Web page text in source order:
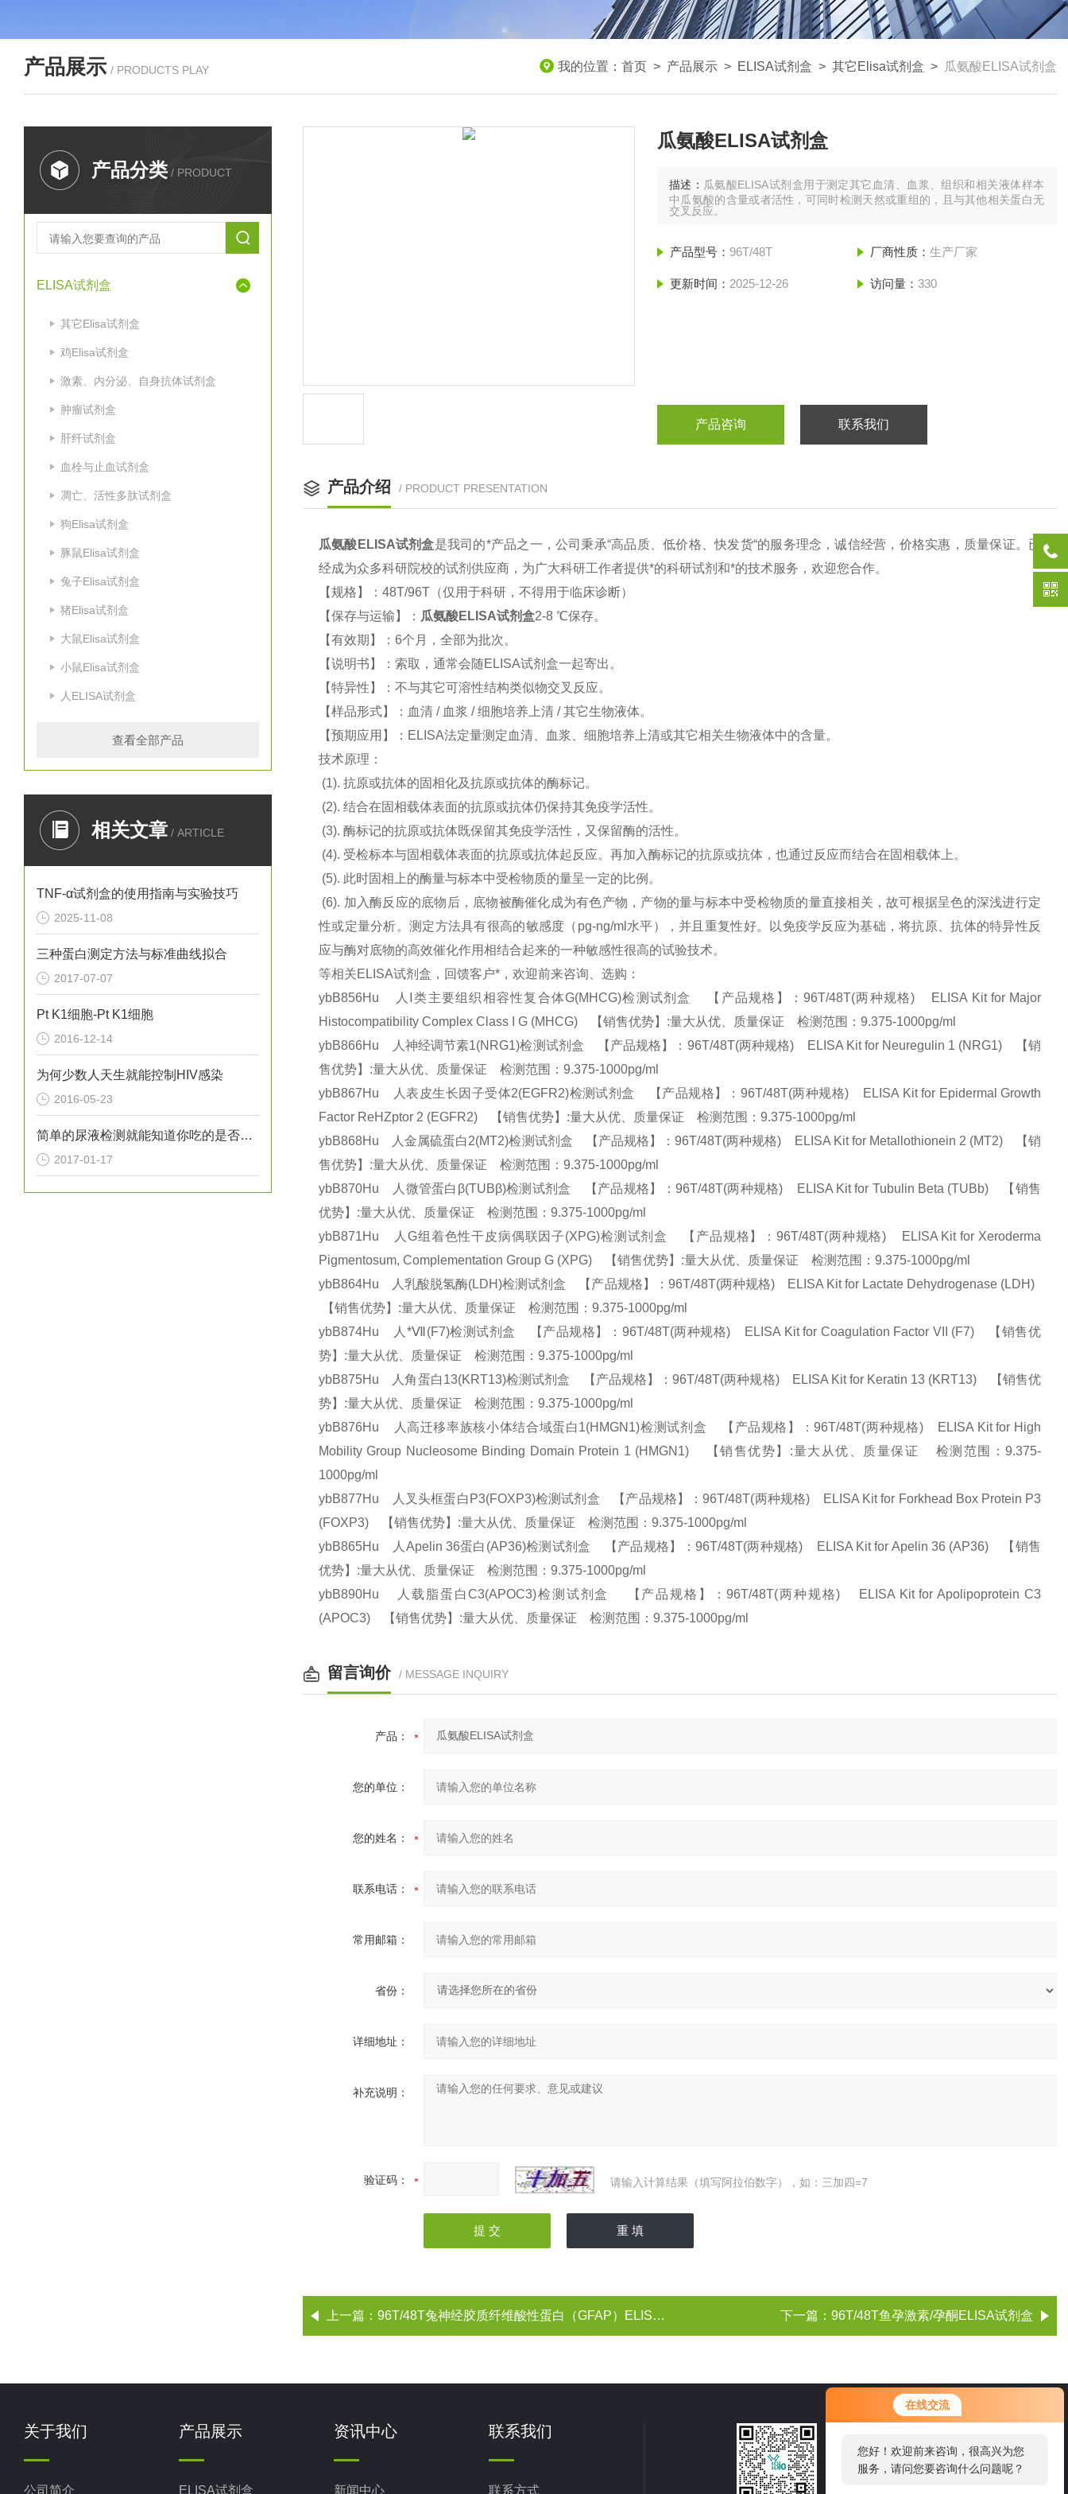
在线交流
您好！欢迎前来咨询，很高兴为您
服务，请问您要咨询什么问题呢？
您好，看您停留很久了，是否找到
了需求产品，您可以直接在线与我
产品展示 / PRODUCTS PLAY 我的位置： 首页 > 产品展示 > ELISA试剂盒 > 其它Elisa试剂盒 > 瓜氨酸ELISA试剂盒
产品分类 / PRODUCT
ELISA试剂盒
其它Elisa试剂盒
鸡Elisa试剂盒
激素、内分泌、自身抗体试剂盒
肿瘤试剂盒
肝纤试剂盒
血栓与止血试剂盒
凋亡、活性多肽试剂盒
狗Elisa试剂盒
豚鼠Elisa试剂盒
兔子Elisa试剂盒
猪Elisa试剂盒
大鼠Elisa试剂盒
小鼠Elisa试剂盒
人ELISA试剂盒
查看全部产品
相关文章 / ARTICLE
TNF-α试剂盒的使用指南与实验技巧
2025-11-08
三种蛋白测定方法与标准曲线拟合
2017-07-07
Pt K1细胞-Pt K1细胞
2016-12-14
为何少数人天生就能控制HIV感染
2016-05-23
简单的尿液检测就能知道你吃的是否健康？
2017-01-17
瓜氨酸ELISA试剂盒
描述： 瓜氨酸ELISA试剂盒用于测定其它血清、血浆、组织和相关液体样本
中瓜氨酸的含量或者活性，可同时检测天然或重组的，且与其他相关蛋白无
交叉反应。
产品型号： 96T/48T 厂商性质： 生产厂家
更新时间： 2025-12-26 访问量： 330
产品咨询 联系我们
产品介绍 / PRODUCT PRESENTATION
瓜氨酸ELISA试剂盒是我司的*产品之一，公司秉承“高品质、低价格、快发货“的服务理念，诚信经营，价格实惠，质量保证。已
经成为众多科研院校的试剂供应商，为广大科研工作者提供*的科研试剂和*的技术服务，欢迎您合作。
【规格】：48T/96T（仅用于科研，不得用于临床诊断）
【保存与运输】： 瓜氨酸ELISA试剂盒2-8 ℃保存。
【有效期】：6个月，全部为批次。
【说明书】：索取，通常会随ELISA试剂盒一起寄出。
【特异性】：不与其它可溶性结构类似物交叉反应。
【样品形式】：血清 / 血浆 / 细胞培养上清 / 其它生物液体。
【预期应用】：ELISA法定量测定血清、血浆、细胞培养上清或其它相关生物液体中的含量。
技术原理：
(1). 抗原或抗体的固相化及抗原或抗体的酶标记。
(2). 结合在固相载体表面的抗原或抗体仍保持其免疫学活性。
(3). 酶标记的抗原或抗体既保留其免疫学活性，又保留酶的活性。
(4). 受检标本与固相载体表面的抗原或抗体起反应。再加入酶标记的抗原或抗体，也通过反应而结合在固相载体上。
(5). 此时固相上的酶量与标本中受检物质的量呈一定的比例。
(6). 加入酶反应的底物后，底物被酶催化成为有色产物，产物的量与标本中受检物质的量直接相关，故可根据呈色的深浅进行定
性或定量分析。测定方法具有很高的敏感度（pg-ng/ml水平），并且重复性好。以免疫学反应为基础，将抗原、抗体的特异性反
应与酶对底物的高效催化作用相结合起来的一种敏感性很高的试验技术。
等相关ELISA试剂盒，回馈客户*，欢迎前来咨询、选购：
ybB856Hu 人Ⅰ类主要组织相容性复合体G(MHCG)检测试剂盒 【产品规格】：96T/48T(两种规格) ELISA Kit for Major
Histocompatibility Complex Class I G (MHCG) 【销售优势】:量大从优、质量保证 检测范围：9.375-1000pg/ml
ybB866Hu 人神经调节素1(NRG1)检测试剂盒 【产品规格】：96T/48T(两种规格) ELISA Kit for Neuregulin 1 (NRG1) 【销
售优势】:量大从优、质量保证 检测范围：9.375-1000pg/ml
ybB867Hu 人表皮生长因子受体2(EGFR2)检测试剂盒 【产品规格】：96T/48T(两种规格) ELISA Kit for Epidermal Growth
Factor ReHZptor 2 (EGFR2) 【销售优势】:量大从优、质量保证 检测范围：9.375-1000pg/ml
ybB868Hu 人金属硫蛋白2(MT2)检测试剂盒 【产品规格】：96T/48T(两种规格) ELISA Kit for Metallothionein 2 (MT2) 【销
售优势】:量大从优、质量保证 检测范围：9.375-1000pg/ml
ybB870Hu 人微管蛋白β(TUBβ)检测试剂盒 【产品规格】：96T/48T(两种规格) ELISA Kit for Tubulin Beta (TUBb) 【销售
优势】:量大从优、质量保证 检测范围：9.375-1000pg/ml
ybB871Hu 人G组着色性干皮病偶联因子(XPG)检测试剂盒 【产品规格】：96T/48T(两种规格) ELISA Kit for Xeroderma
Pigmentosum, Complementation Group G (XPG) 【销售优势】:量大从优、质量保证 检测范围：9.375-1000pg/ml
ybB864Hu 人乳酸脱氢酶(LDH)检测试剂盒 【产品规格】：96T/48T(两种规格) ELISA Kit for Lactate Dehydrogenase (LDH)
【销售优势】:量大从优、质量保证 检测范围：9.375-1000pg/ml
ybB874Hu 人*Ⅶ(F7)检测试剂盒 【产品规格】：96T/48T(两种规格) ELISA Kit for Coagulation Factor VII (F7) 【销售优
势】:量大从优、质量保证 检测范围：9.375-1000pg/ml
ybB875Hu 人角蛋白13(KRT13)检测试剂盒 【产品规格】：96T/48T(两种规格) ELISA Kit for Keratin 13 (KRT13) 【销售优
势】:量大从优、质量保证 检测范围：9.375-1000pg/ml
ybB876Hu 人高迁移率族核小体结合域蛋白1(HMGN1)检测试剂盒 【产品规格】：96T/48T(两种规格) ELISA Kit for High
Mobility Group Nucleosome Binding Domain Protein 1 (HMGN1) 【销售优势】:量大从优、质量保证 检测范围：9.375-
1000pg/ml
ybB877Hu 人叉头框蛋白P3(FOXP3)检测试剂盒 【产品规格】：96T/48T(两种规格) ELISA Kit for Forkhead Box Protein P3
(FOXP3) 【销售优势】:量大从优、质量保证 检测范围：9.375-1000pg/ml
ybB865Hu 人Apelin 36蛋白(AP36)检测试剂盒 【产品规格】：96T/48T(两种规格) ELISA Kit for Apelin 36 (AP36) 【销售
优势】:量大从优、质量保证 检测范围：9.375-1000pg/ml
ybB890Hu 人载脂蛋白C3(APOC3)检测试剂盒 【产品规格】：96T/48T(两种规格) ELISA Kit for Apolipoprotein C3
(APOC3) 【销售优势】:量大从优、质量保证 检测范围：9.375-1000pg/ml
留言询价 / MESSAGE INQUIRY
产品：
您的单位：
您的姓名：
联系电话：
常用邮箱：
省份：
详细地址：
补充说明：
验证码： 请输入计算结果（填写阿拉伯数字），如：三加四=7
上一篇： 96T/48T兔神经胶质纤维酸性蛋白（GFAP）ELISA试剂盒 下一篇： 96T/48T鱼孕激素/孕酮ELISA试剂盒
关于我们
公司简介
产品展示
ELISA试剂盒
资讯中心
新闻中心
联系我们
联系方式
021-60514606
邮箱：sale1@shybsw.net